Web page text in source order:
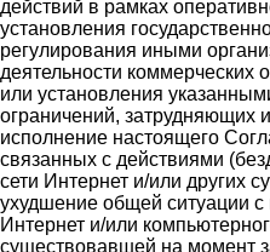
действий в рамках
установления
регулирования иными
деятельности коммерческих
или установления
ограничений,
исполнение настоящего
связанных с действиями
сети Интернет и/или других
ухудшение общей ситуации с
Интернет и/или
существовавшей на момент